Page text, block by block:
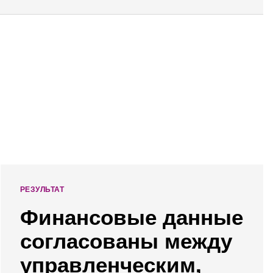
РЕЗУЛЬТАТ
Финансовые данные
согласованы между
управленческим,